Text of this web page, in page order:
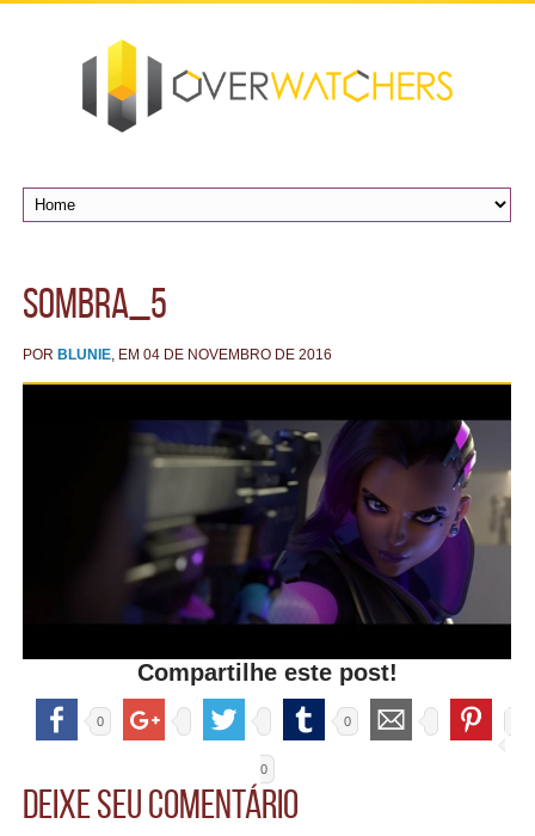
sombra_5
POR BLUNIE, EM 04 DE NOVEMBRO DE 2016
Compartilhe este post!
0 0
0
Deixe seu comentário